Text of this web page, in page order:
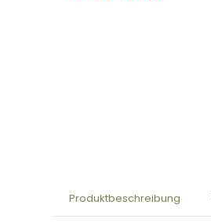
Produktbeschreibung